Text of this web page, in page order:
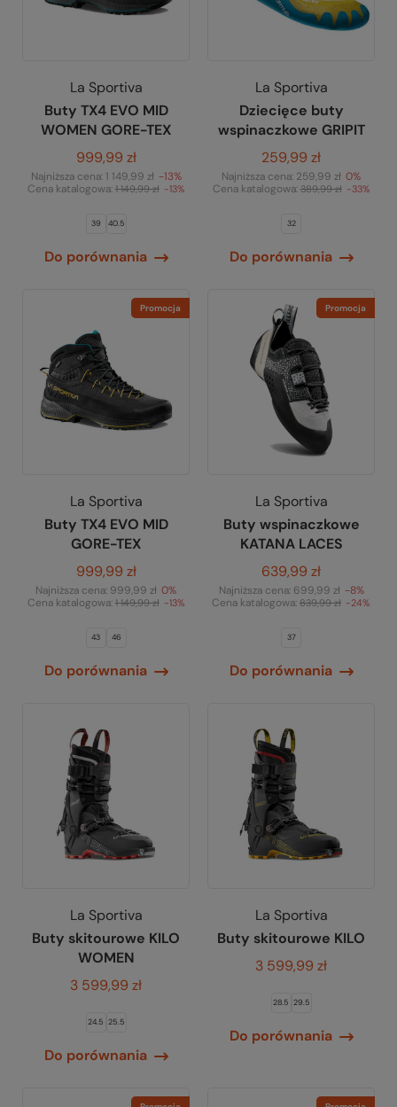
La Sportiva
Buty TX4 EVO MID
WOMEN GORE-TEX
999,99 zł
Najniższa cena:1 149,99 zł -13%
Cena katalogowa:1 149,99 zł -13%
39 40.5
Do porównania
La Sportiva
Dziecięce buty
wspinaczkowe GRIPIT
259,99 zł
Najniższa cena: 259,99 zł 0%
Cena katalogowa:389,99 zł -33%
32
Do porównania
Promocja
La Sportiva
Buty TX4 EVO MID
GORE-TEX
999,99 zł
Najniższa cena: 999,99 zł 0%
Cena katalogowa:1 149,99 zł -13%
43 46
Do porównania
Promocja
La Sportiva
Buty wspinaczkowe
KATANA LACES
639,99 zł
Najniższa cena: 699,99 zł -8%
Cena katalogowa: 839,99 zł -24%
37
Do porównania
La Sportiva
Buty skitourowe KILO
WOMEN
3 599,99 zł
24.5 25.5
Do porównania
La Sportiva
Buty skitourowe KILO
3 599,99 zł
28.5 29.5
Do porównania